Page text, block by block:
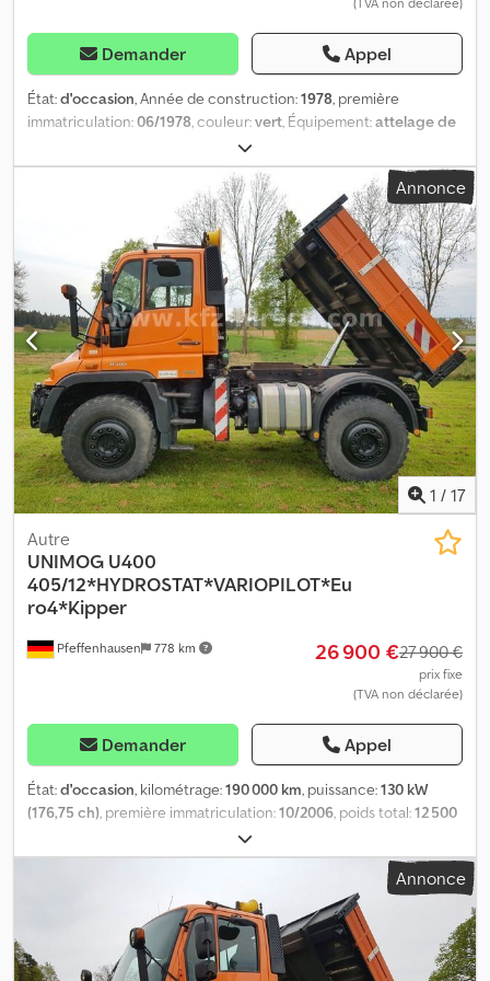
Demander Appel
État:d'occasion, Année de construction:1978, première
immatriculation:06/1978, couleur:vert, Équipement:attelage de
, = Autres options et équipements = - Direction
assistée Djdpfx Asxdvqqoaijck = Informations complémentaires =
Compteur kilométrique : 15 715 km Transmission : Transmission
intégrale Poids à vide : 3 950 kg PTAC : 3 950 kg Constructeur :
Mercedes Benz, Mercedes Benzstrasse 100, 70372 Stuttgart, DE
Annonce
1 / 17
Pfeffenhausen 778 km
Autre
UNIMOG U400
405/12*HYDROSTAT*VARIOPILOT*Eu
ro4*Kipper
26 900 €27 900 €
prix fixe
(TVA non déclarée)
Demander Appel
État:d'occasion, kilométrage:190 000 km, puissance:130 kW
(176,75 ch), première immatriculation:10/2006, poids total:12 500
, couleur:
automatique, classe d'émission:Euro 4, Équipement:ABS,
climatisation, compresseur, filtre à particules, hayon élévateur,
programme électronique de stabilité (ESP), transmission
, Unimog U400/405-12 Première main Carnet d'entretien
à jour Bluetec4 – Norme Euro 4 - Climatisation - Benne trilatérale
- Hydrostatique - VarioPilot/direction réversible - Prise de force
Annonce